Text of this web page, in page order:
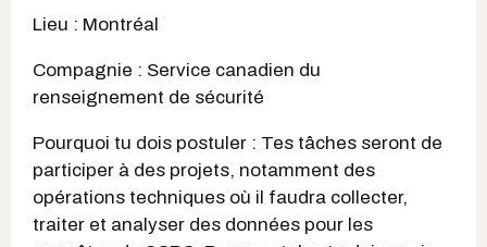
Lieu : Montréal
Compagnie : Service canadien du
renseignement de sécurité
Pourquoi tu dois postuler : Tes tâches seront de
participer à des projets, notamment des
opérations techniques où il faudra collecter,
traiter et analyser des données pour les